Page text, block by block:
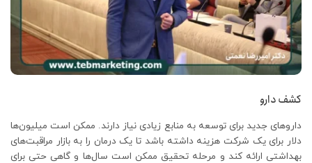
کشف دارو
داروهای جدید برای توسعه به منابع زیادی نیاز دارند. ممکن است میلیون‌ها
دلار برای یک شرکت هزینه داشته باشد تا یک درمان را به بازار مراقبت‌های
بهداشتی ارائه کند و مرحله تحقیق ممکن است سال‌ها و گاهی حتی برای